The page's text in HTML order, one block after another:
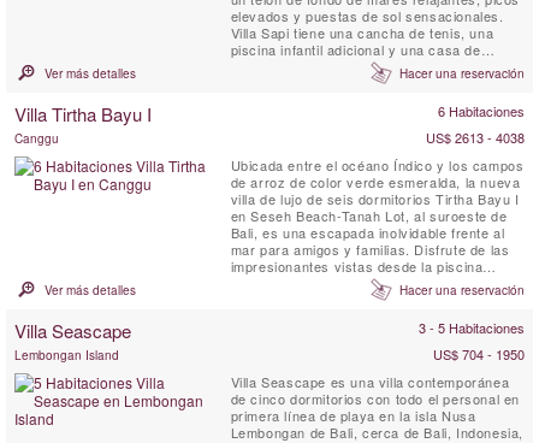
elevados y puestas de sol sensacionales.
Villa Sapi tiene una cancha de tenis, una
piscina infantil adicional y una casa de
huéspedes independiente de 2 dormitorios.
Sapi con su arquitectura funky, ubicada en
ejemplar y cocina gourmet. El enorme jardín
Ver más detalles Hacer una reservación
Villa Tirtha Bayu I 6 Habitaciones
Canggu
US$ 2613 - 4038
Ubicada entre el océano Índico y los campos
de arroz de color verde esmeralda, la nueva
villa de lujo de seis dormitorios Tirtha Bayu I
en Seseh Beach-Tanah Lot, al suroeste de
Bali, es una escapada inolvidable frente al
mar para amigos y familias. Disfrute de las
impresionantes vistas desde la piscina
infinita de 14 metros rodeada de
exuberantes jardines tropicales, juegue una
gimnasio o simplemente siéntese y disfrute
Ver más detalles Hacer una reservación
Villa Seascape 3 - 5 Habitaciones
Lembongan Island
US$ 704 - 1950
Villa Seascape es una villa contemporánea
de cinco dormitorios con todo el personal en
primera línea de playa en la isla Nusa
Lembongan de Bali, cerca de Bali, Indonesia,